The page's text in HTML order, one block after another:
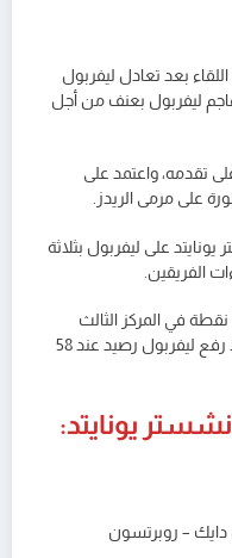
بعد تعادل ليفربول
هاجم ليفربول بعنف من أجل
تقدمه، واعتمد على
على مرمى الريدز.
على ليفربول بثلاثة
الفريقين.
وبهذه النتيجة رفع اليونايتد رصيده إلى 64 نقطة في المركز الثالث
بجدول ترتيب الدوري الإسباني، فيما تجمد رفع ليفربول رصيد عند 58
يونايتد:
دايك – روبرتسون